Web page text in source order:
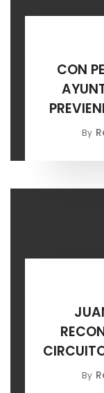
CON
By
By